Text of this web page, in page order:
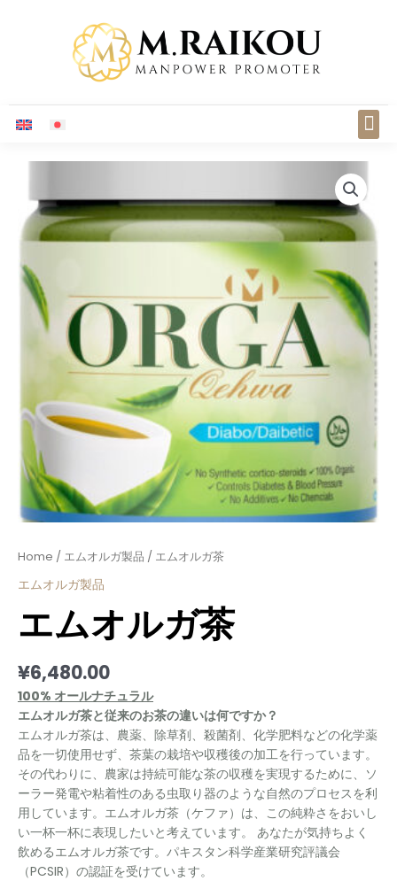
Home / エムオルガ製品 / エムオルガ茶
エムオルガ製品
エムオルガ茶
¥6,480.00
100% オールナチュラル
エムオルガ茶と従来のお茶の違いは何ですか？
エムオルガ茶は、農薬、除草剤、殺菌剤、化学肥料などの化学薬
品を一切使用せず、茶葉の栽培や収穫後の加工を行っています。
その代わりに、農家は持続可能な茶の収穫を実現するために、ソ
ーラー発電や粘着性のある虫取り器のような自然のプロセスを利
用しています。エムオルガ茶（ケファ）は、この純粋さをおいし
い一杯一杯に表現したいと考えています。 あなたが気持ちよく
飲めるエムオルガ茶です。パキスタン科学産業研究評議会
（PCSIR）の認証を受けています。